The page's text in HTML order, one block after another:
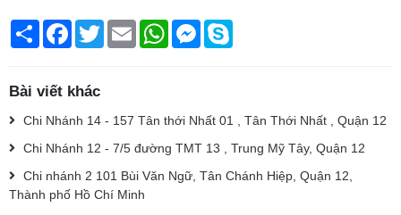
Chia
sẻ
Facebook
TwitterEmail WhatsAppMessenger
Bài viết khác
Chi Nhánh 14 - 157 Tân thới Nhất 01 , Tân Thới Nhất , Quận 12
Chi Nhánh 12 - 7/5 đường TMT 13 , Trung Mỹ Tây, Quận 12
Chi nhánh 2 101 Bùi Văn Ngữ, Tân Chánh Hiệp, Quận 12,
Thành phố Hồ Chí Minh